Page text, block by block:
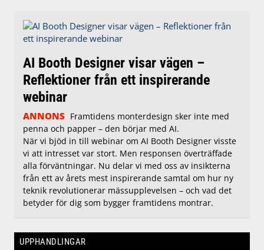
AI Booth Designer visar vägen –
Reflektioner från ett inspirerande
webinar
ANNONS Framtidens monterdesign sker inte med
penna och papper – den börjar med AI.
När vi bjöd in till webinar om AI Booth Designer visste
vi att intresset var stort. Men responsen överträffade
alla förväntningar. Nu delar vi med oss av insikterna
från ett av årets mest inspirerande samtal om hur ny
teknik revolutionerar mässupplevelsen – och vad det
betyder för dig som bygger framtidens montrar.
UPPHANDLINGAR